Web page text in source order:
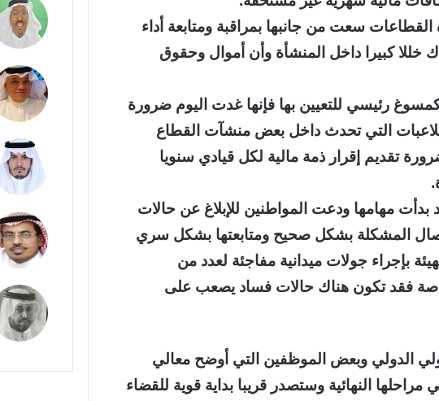
سعت من جانبها بمراقبة ومتابعة أداء
كبيرا داخل المنشأة وأن أموال وحقوق
كمسوغ رئيسي للتعيين بها فإنها غدت اليوم ضرورة
التي تحدث داخل بعض منشآت القطاع
تقديم إقرار ذمة مالية لكل قيادي سنويا
بدأت مهامها ودعت المواطنين للإبلاغ عن حالات
المشكلة بشكل صحيح ومتابعتها بشكل سري
بإجراء جولات ميدانية مفاجئة لعدد من
فقد تكون هناك حالات فساد يصعب على
الدولي وبعض الموظفين التي أوضح معالي
النهائية وستصدر قريبا بداية قوية للقضاء